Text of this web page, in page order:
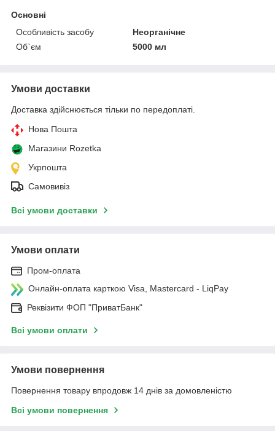
Основні
Особливість засобу
Неорганічне
Об`єм
5000 мл
Умови доставки
Доставка здійснюється тільки по передоплаті.
Нова Пошта
Магазини Rozetka
Укрпошта
Самовивіз
Всі умови доставки
Умови оплати
Пром-оплата
Онлайн-оплата карткою Visa, Mastercard - LiqPay
Реквізити ФОП "ПриватБанк"
Всі умови оплати
Умови повернення
Повернення товару впродовж 14 днів за домовленістю
Всі умови повернення